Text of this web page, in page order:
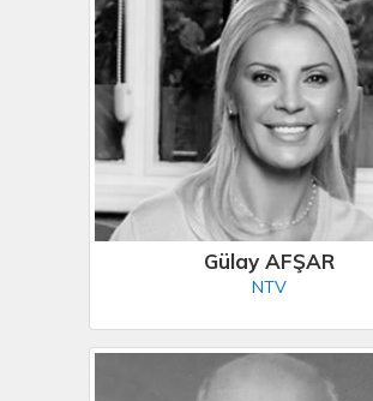
Gülay AFŞAR
NTV